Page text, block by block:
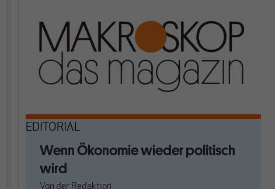
EDITORIAL
Wenn Ökonomie wieder politisch
wird
Von der Redaktion